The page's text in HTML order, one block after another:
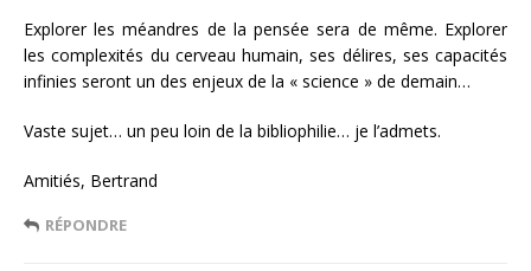
Explorer les méandres de la pensée sera de même. Explorer
les complexités du cerveau humain, ses délires, ses capacités
infinies seront un des enjeux de la « science » de demain…
Vaste sujet… un peu loin de la bibliophilie… je l’admets.
Amitiés, Bertrand
RÉPONDRE